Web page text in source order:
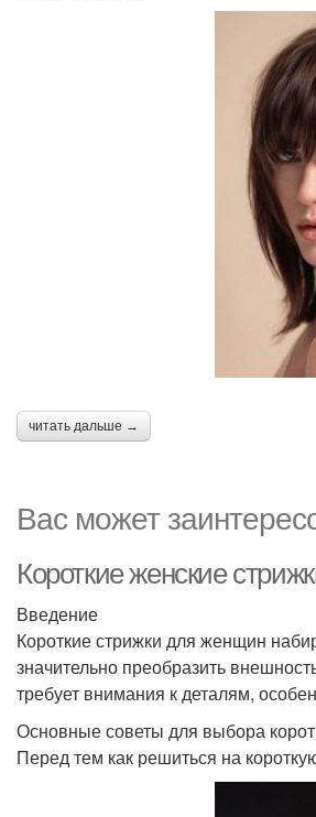
читать дальше →
Вас может
Короткие женские
Введение
Короткие стрижки для женщин
значительно преобразить
требует внимания к деталям,
Основные советы для выбора
Перед тем как решиться на